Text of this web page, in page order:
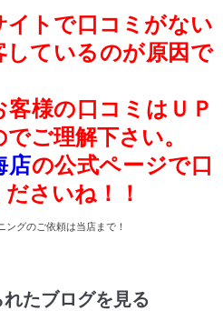
イトで口コミがない
しているのが原因で
様の口コミはＵＰ
ご理解下さい。
店の公式ページで口
さいね！！
グのご依頼は当店まで！
たブログを見る